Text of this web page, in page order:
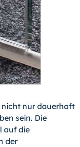
nicht nur dauerhaft
sein. Die
auf die
der